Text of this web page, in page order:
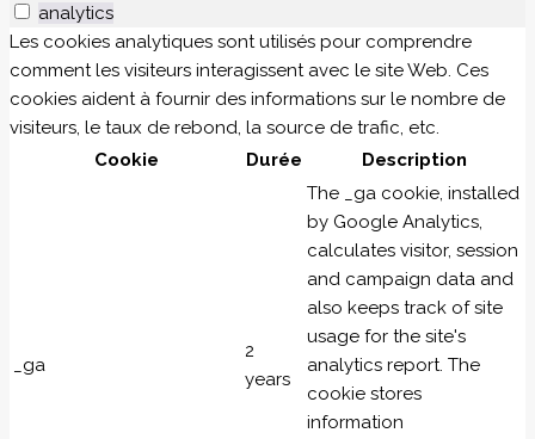
analytics
Les cookies analytiques sont utilisés pour comprendre
comment les visiteurs interagissent avec le site Web. Ces
cookies aident à fournir des informations sur le nombre de
visiteurs, le taux de rebond, la source de trafic, etc.
Cookie
Durée Description
_ga
2
years
The _ga cookie, installed
by Google Analytics,
calculates visitor, session
and campaign data and
also keeps track of site
usage for the site's
analytics report. The
cookie stores
information